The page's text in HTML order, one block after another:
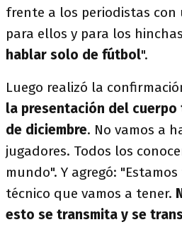
frente a los periodistas con
para ellos y para los
hablar solo de fútbol".
Luego realizó la
la presentación del cuerpo
de diciembre. No vamos a
jugadores. Todos los
mundo". Y agregó:
técnico que vamos a tener.
esto se transmita y se